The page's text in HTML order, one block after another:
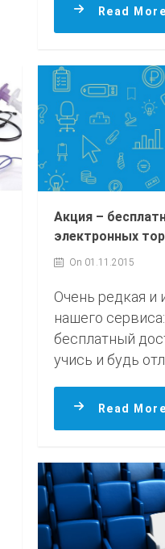
Read More
Акция –
электронных
On 01.11.2015
Очень редкая и
нашего
бесплатный
учись и будь
Read More